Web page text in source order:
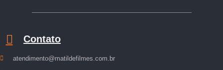
Contato
atendimento@matildefilmes.com.br